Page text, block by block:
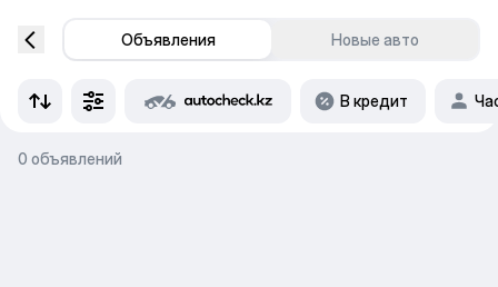
Объявления Новые авто
В кредит
0 объявлений